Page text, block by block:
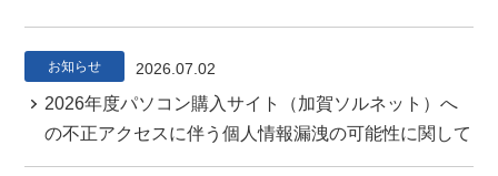
お知らせ 2026.07.02
2026年度パソコン購入サイト（加賀ソルネット）へ
の不正アクセスに伴う個人情報漏洩の可能性に関して